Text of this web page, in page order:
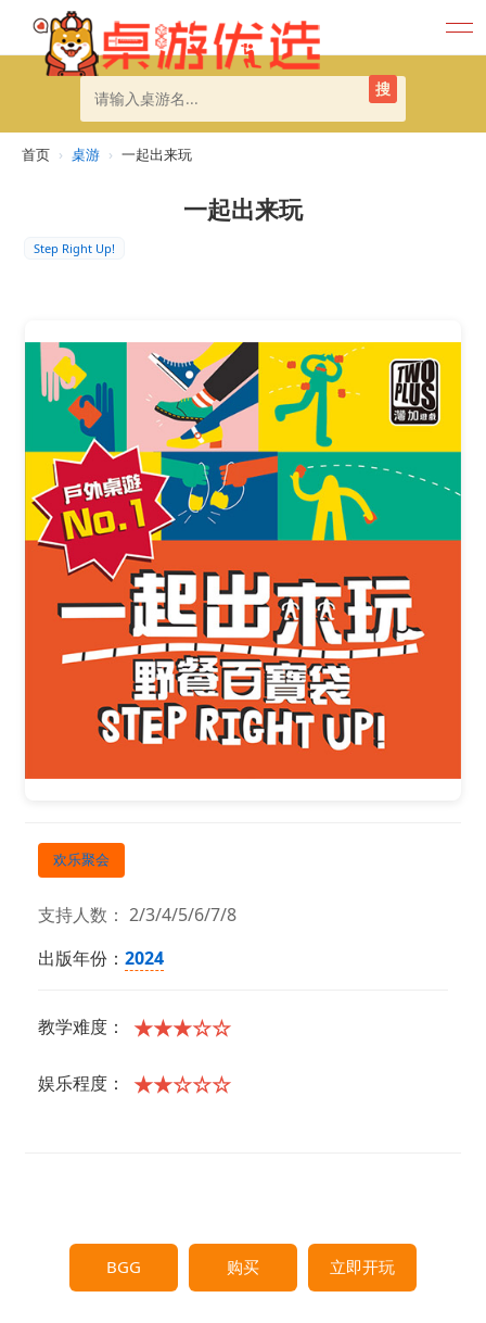
搜
首页 › 桌游 › 一起出来玩
一起出来玩
Step Right Up!
欢乐聚会
支持人数： 2/3/4/5/6/7/8
出版年份： 2024
教学难度： ★★★☆☆
娱乐程度： ★★☆☆☆
BGG 购买 立即开玩